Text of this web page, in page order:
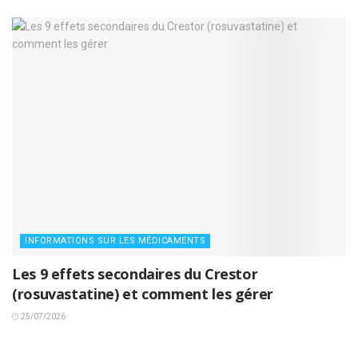
INFORMATIONS SUR LES MÉDICAMENTS
Les 9 effets secondaires du Crestor
(rosuvastatine) et comment les gérer
25/07/2026